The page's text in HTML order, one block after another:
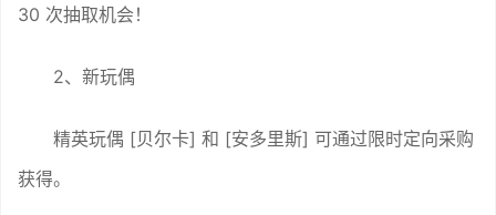
30 次抽取机会！
2、新玩偶
精英玩偶 [贝尔卡] 和 [安多里斯] 可通过限时定向采购
获得。